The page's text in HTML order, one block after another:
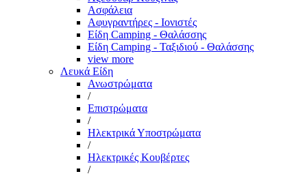
Ασφάλεια
Αφυγραντήρες - Ιονιστές
Είδη Camping - Θαλάσσης
Είδη Camping - Ταξιδιού - Θαλάσσης
view more
Λευκά Είδη
Ανωστρώματα
/
Επιστρώματα
/
Ηλεκτρικά Υποστρώματα
/
Ηλεκτρικές Κουβέρτες
/